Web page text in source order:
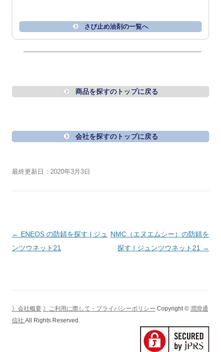
さび止め油剤の一覧へ
商品を探すのトップに戻る
会社を探すのトップに戻る
最終更新日：2020年3月3日
投
稿
シ
← ENEOS の防錆を探す | ジュ
ンツウネット21
NMC（エヌエムシー）の防錆を
探す | ジュンツウネット21 →
》会社概要 》ご利用に際して・プライバシーポリシー Copyright © 潤滑通
信社 All Rights Reserved.